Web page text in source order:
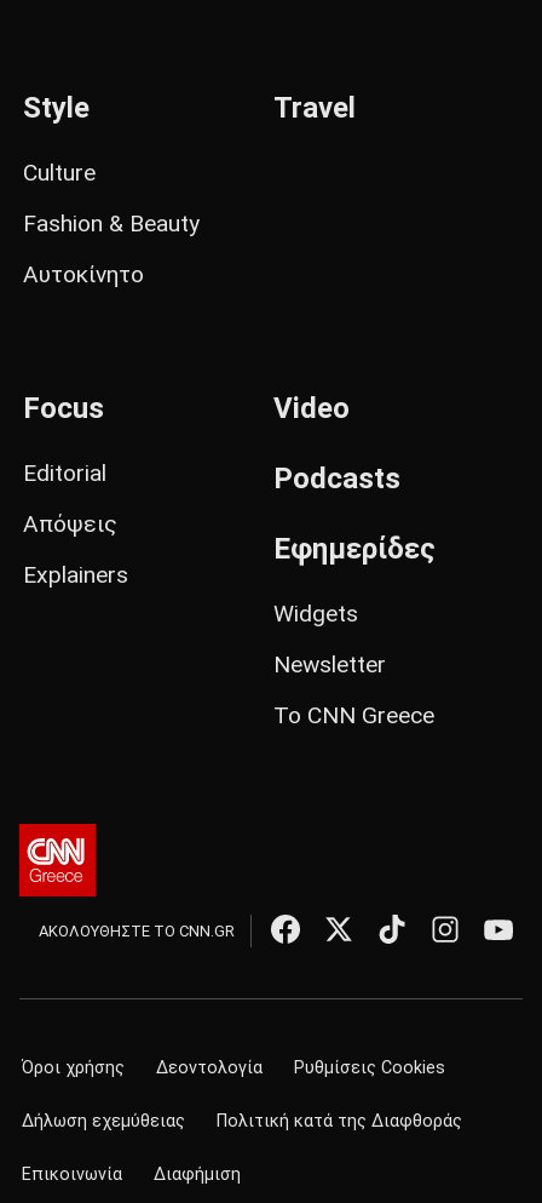
Style
Culture
Fashion & Beauty
Αυτοκίνητο
Travel
Focus
Editorial
Απόψεις
Explainers
Video
Podcasts
Εφημερίδες
Widgets
Newsletter
Το CNN Greece
ΑΚΟΛΟΥΘΗΣΤΕ ΤΟ CNN.GR
Όροι χρήσης Δεοντολογία Ρυθμίσεις Cookies
Δήλωση εχεμύθειας Πολιτική κατά της Διαφθοράς
Επικοινωνία Διαφήμιση